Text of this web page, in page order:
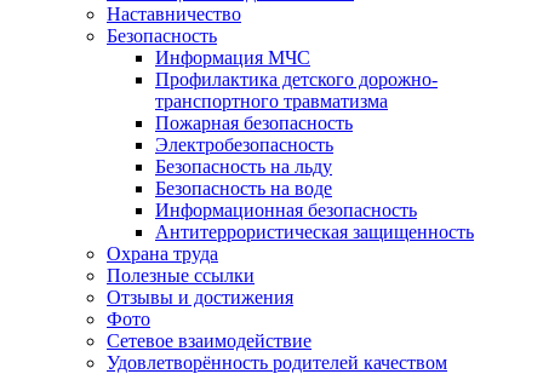
Наставничество
Безопасность
Информация МЧС
Профилактика детского дорожно-
транспортного травматизма
Пожарная безопасность
Электробезопасность
Безопасность на льду
Безопасность на воде
Информационная безопасность
Антитеррористическая защищенность
Охрана труда
Полезные ссылки
Отзывы и достижения
Фото
Сетевое взаимодействие
Удовлетворённость родителей качеством